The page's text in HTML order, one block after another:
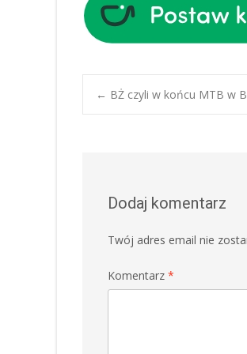
Post
← BŻ czyli w końcu MTB w
Dodaj komentarz
Twój adres email nie
Komentarz *